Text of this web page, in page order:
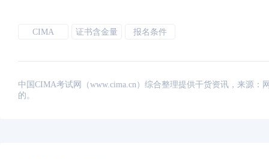
CIMA 证书含金量 报名条件
中国CIMA考试网（www.cima.cn）综合整理提供干货资讯，来源
的。